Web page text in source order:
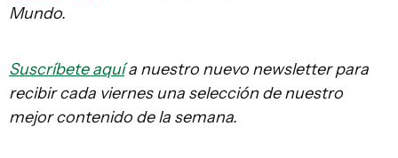
Mundo.
Suscríbete aquía nuestro nuevo newsletter para
recibir cada viernes una selección de nuestro
mejor contenido de la semana.